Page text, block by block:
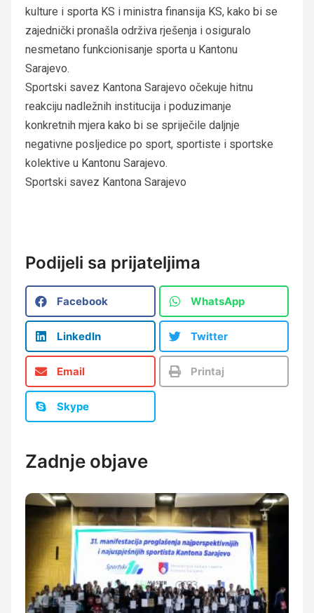
kulture i sporta KS i ministra finansija KS, kako bi se
zajednički pronašla održiva rješenja i osiguralo
nesmetano funkcionisanje sporta u Kantonu
Sarajevo.
Sportski savez Kantona Sarajevo očekuje hitnu
reakciju nadležnih institucija i poduzimanje
konkretnih mjera kako bi se spriječile daljnje
negativne posljedice po sport, sportiste i sportske
kolektive u Kantonu Sarajevo.
Sportski savez Kantona Sarajevo
Podijeli sa prijateljima
Facebook WhatsApp
LinkedIn Twitter
Email Printaj
Skype
Zadnje objave